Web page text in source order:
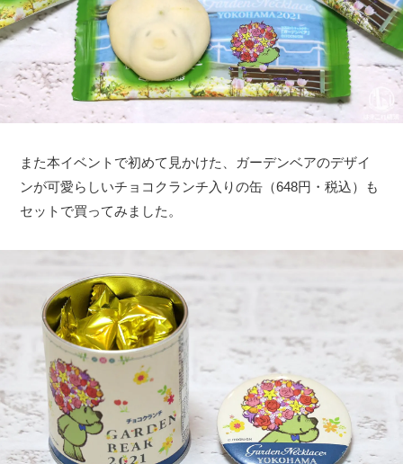
また本イベントで初めて見かけた、ガーデンベアのデザイ
ンが可愛らしいチョコクランチ入りの缶（648円・税込）も
セットで買ってみました。